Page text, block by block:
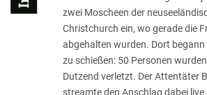
zwei Moscheen der
Christchurch ein, wo gerade die
abgehalten wurden. Dort begann
zu schießen: 50 Personen
Dutzend verletzt. Der Attentäter
streamte den Anschlag dabei